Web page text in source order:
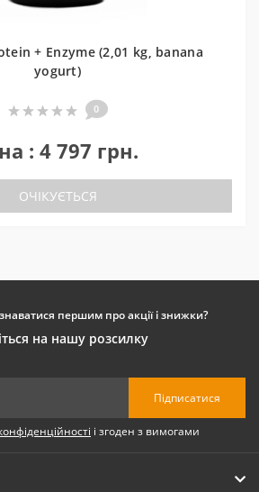
+ Enzyme (2,01 kg, banana
yogurt)
0
: 4 797 грн.
ОЧІКУЄТЬСЯ
першим про акції і знижки?
на нашу розсилку
Підписатися
і згоден з вимогами